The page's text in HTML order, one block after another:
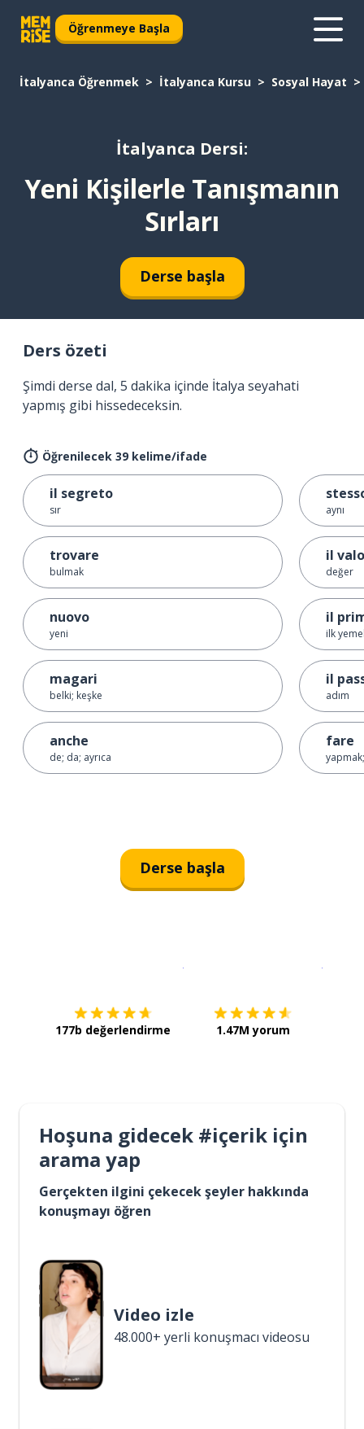
Öğrenmeye Başla
İtalyanca Öğrenmek İtalyanca Kursu Sosyal Hayat
İtalyanca Dersi:
Yeni Kişilerle Tanışmanın
Sırları
Derse başla
Ders özeti
Şimdi derse dal, 5 dakika içinde İtalya seyahati
yapmış gibi hissedeceksin.
Öğrenilecek 39 kelime/ifade
il segreto
sır
trovare
bulmak
nuovo
yeni
magari
belki; keşke
anche
de; da; ayrıca
aynı
il
değer
il
ilk
il
adım
fare
Derse başla
177b değerlendirme 1.47M yorum
Hoşuna gidecek #içerik için
arama yap
Gerçekten ilgini çekecek şeyler hakkında
konuşmayı öğren
Video izle
48.000+ yerli konuşmacı videosu